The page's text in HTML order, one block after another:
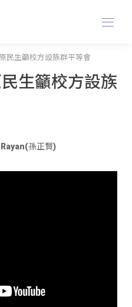
民生籲校方設族群平等會
生籲校方設族
孫正賢)